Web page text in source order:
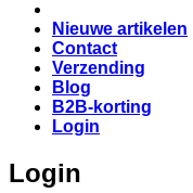
Nieuwe artikelen
Contact
Verzending
Blog
B2B-korting
Login
Login